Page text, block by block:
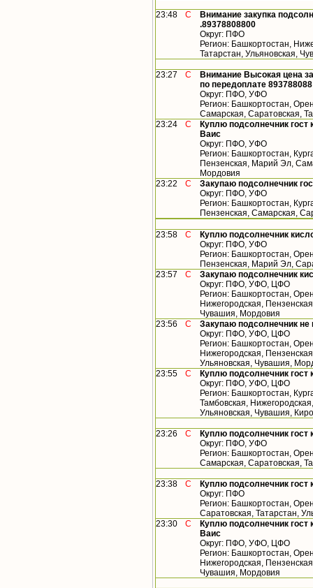
23:48 С
Внимание закупка
.89378808800
Округ: ПФО
Регион: Башкортостан,
Татарстан, Ульяновская,
23:27 С
Внимание Высокая цена
по передоплате 893788088
Округ: ПФО, УФО
Регион: Башкортостан,
Самарская, Саратовская,
23:24
С
Куплю подсолнечник
Ваис
Округ: ПФО, УФО
Регион: Башкортостан,
Пензенская, Марий Эл,
Мордовия
23:22
С
Закупаю подсолнечник
Округ: ПФО, УФО
Регион: Башкортостан,
Пензенская, Самарская,
23:58 С
Куплю подсолнечник
Округ: ПФО, УФО
Регион: Башкортостан,
Пензенская, Марий Эл,
23:57
С
Закупаю подсолнечник
Округ: ПФО, УФО, ЦФО
Регион: Башкортостан,
Нижегородская,
Чувашия, Мордовия
23:56
С
Закупаю подсолнечник
Округ: ПФО, УФО, ЦФО
Регион: Башкортостан,
Нижегородская,
Ульяновская, Чувашия,
23:55
С
Куплю подсолнечник гост
Округ: ПФО, УФО, ЦФО
Регион: Башкортостан,
Тамбовская,
Ульяновская, Чувашия,
23:26 С
Куплю подсолнечник
Округ: ПФО, УФО
Регион: Башкортостан,
Самарская, Саратовская,
23:38 С
Куплю подсолнечник
Округ: ПФО
Регион: Башкортостан,
Саратовская, Татарстан,
23:30
С
Куплю подсолнечник
Ваис
Округ: ПФО, УФО, ЦФО
Регион: Башкортостан,
Нижегородская,
Чувашия, Мордовия